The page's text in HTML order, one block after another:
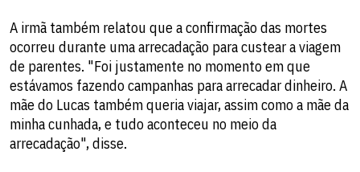
A irmã também relatou que a confirmação das mortes
ocorreu durante uma arrecadação para custear a viagem
de parentes. "Foi justamente no momento em que
estávamos fazendo campanhas para arrecadar dinheiro. A
mãe do Lucas também queria viajar, assim como a mãe da
minha cunhada, e tudo aconteceu no meio da
arrecadação", disse.